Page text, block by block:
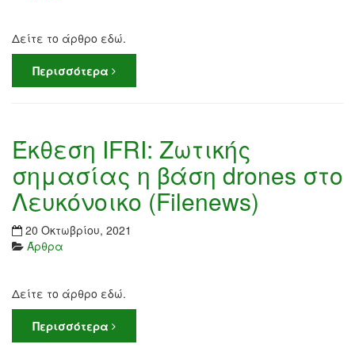
Δείτε το άρθρο εδώ.
Περισσότερα
Έκθεση IFRI: Ζωτικής
σημασίας η βάση drones στο
Λευκόνοικο (Filenews)
20 Οκτωβρίου, 2021
Άρθρα
Δείτε το άρθρο εδώ.
Περισσότερα